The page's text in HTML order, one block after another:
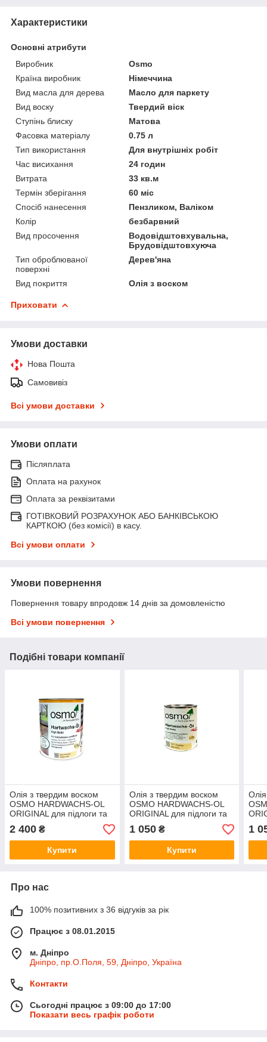
Характеристики
Основні атрибути
Виробник
Osmo
Країна виробник
Німеччина
Вид масла для дерева
Масло для паркету
Вид воску
Твердий віск
Ступінь блиску
Матова
Фасовка матеріалу
0.75 л
Тип використання
Для внутрішніх робіт
Час висихання
24 годин
Витрата
33 кв.м
Термін зберігання
60 міс
Спосіб нанесення
Пензликом, Валіком
Колір
безбарвний
Вид просочення
Водовідштовхувальна,
Брудовідштовхуюча
Тип оброблюваної
поверхні
Дерев'яна
Вид покриття Олія з воском
Приховати
Умови доставки
Нова Пошта
Самовивіз
Всі умови доставки
Умови оплати
Післяплата
Оплата на рахунок
Оплата за реквізитами
ГОТІВКОВИЙ РОЗРАХУНОК АБО БАНКІВСЬКОЮ
КАРТКОЮ (без комісії) в касу.
Всі умови оплати
Умови повернення
Повернення товару впродовж 14 днів за домовленістю
Всі умови повернення
Подібні товари компанії
Олія з твердим воском
OSMO HARDWACHS-OL
ORIGINAL для підлоги та
виробів з деревини 3032-
шовк.-матове 0,75 л
2 400 ₴
Купити
Олія з твердим воском
OSMO HARDWACHS-OL
ORIGINAL для підлоги та
виробів з деревини 3011-
глянцева 0,125 л
1 050₴
Купити
1
Про нас
100% позитивних з 36 відгуків за рік
Працює з 08.01.2015
м. Дніпро
Дніпро, пр.О.Поля, 59, Дніпро, Україна
Контакти
Сьогодні працює з 09:00 до 17:00
Показати весь графік роботи